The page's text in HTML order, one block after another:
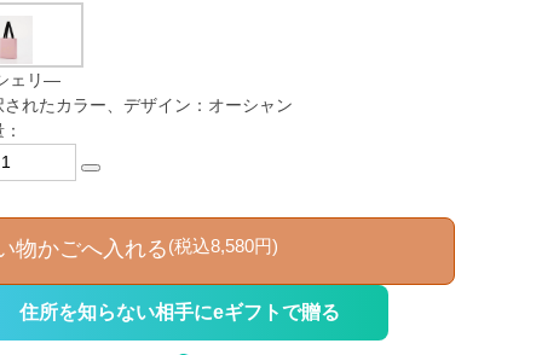
ェリ―
されたカラー、デザイン：オーシャン
物かごへ入れる(税込8,580円)
住所を知らない相手にeギフトで贈る